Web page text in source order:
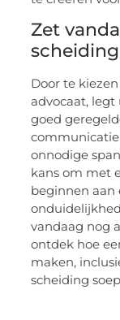
Zet
scheiding
Door te
advocaat, legt
goed
onnodige
kans om met
beginnen aan
vandaag nog
ontdek hoe
maken,
scheiding